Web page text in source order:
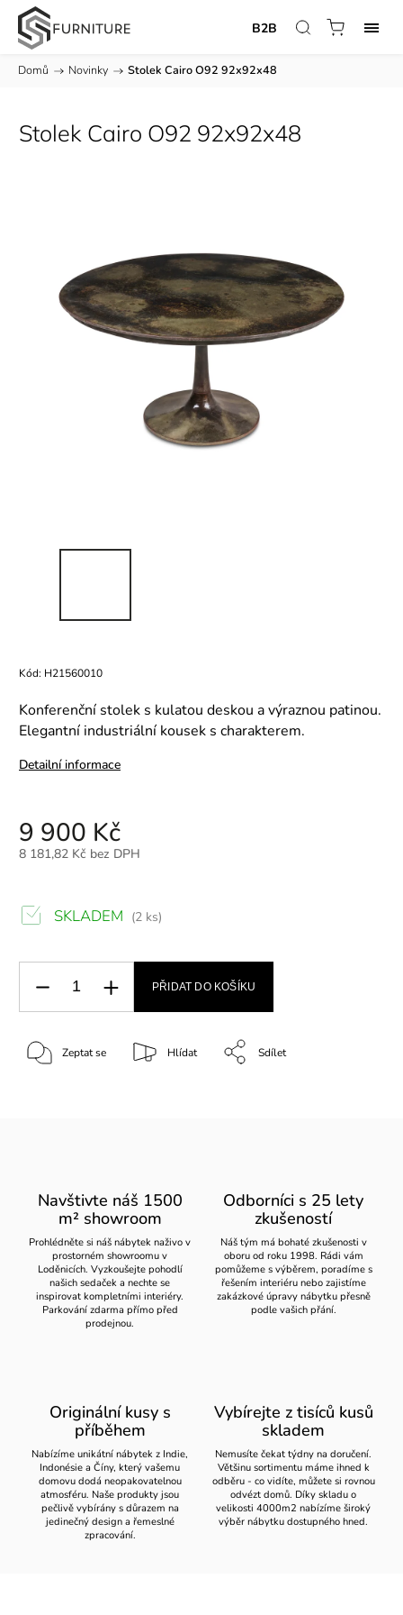
B2B
Domů / Novinky / Stolek Cairo O92 92x92x48
Stolek Cairo O92 92x92x48
Kód: H21560010
Konferenční stolek s kulatou deskou a výraznou patinou.
Elegantní industriální kousek s charakterem.
Detailní informace
9 900 Kč
8 181,82 Kč bez DPH
SKLADEM (2 ks)
PŘIDAT DO KOŠÍKU
Zeptat se Hlídat Sdílet
Navštivte náš 1500
m² showroom
Prohlédněte si náš nábytek naživo v
prostorném showroomu v
Loděnicích. Vyzkoušejte pohodlí
našich sedaček a nechte se
inspirovat kompletními interiéry.
Parkování zdarma přímo před
prodejnou.
Odborníci s 25 lety
zkušeností
Náš tým má bohaté zkušenosti v
oboru od roku 1998. Rádi vám
pomůžeme s výběrem, poradíme s
řešením interiéru nebo zajistíme
zakázkové úpravy nábytku přesně
podle vašich přání.
Originální kusy s
příběhem
Nabízíme unikátní nábytek z Indie,
Indonésie a Číny, který vašemu
domovu dodá neopakovatelnou
atmosféru. Naše produkty jsou
pečlivě vybírány s důrazem na
jedinečný design a řemeslné
zpracování.
Vybírejte z tisíců kusů
skladem
Nemusíte čekat týdny na doručení.
Většinu sortimentu máme ihned k
odběru - co vidíte, můžete si rovnou
odvézt domů. Díky skladu o
velikosti 4000m2 nabízíme široký
výběr nábytku dostupného hned.